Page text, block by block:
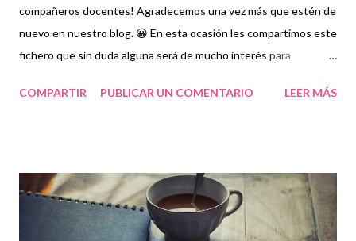
compañeros docentes! Agradecemos una vez más que estén de
nuevo en nuestro blog. 😀 En esta ocasión les compartimos este
fichero que sin duda alguna será de mucho interés para
herramienta didáctica que tiene como propósito fomentar
proceso de enseñanza en educación básica. Los ficheros de
aprendizajes fundamentales, como su nombre lo indica, contiene
información, prácticas y elementos fundamentales para que los
COMPARTIR PUBLICAR UN COMENTARIO LEER MÁS